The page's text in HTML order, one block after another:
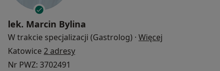
lek. Marcin Bylina
W trakcie specjalizacji (Gastrolog) · Więcej
Katowice 2 adresy
Nr PWZ: 3702491